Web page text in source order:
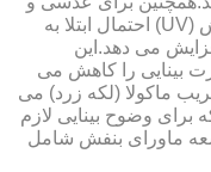
قرنیه چشم مضراست.اشعه ماورای بنفش (UV) احتمال ابتلا به
می دهد.این
بینایی را کاهش می
ماکولا (لکه زرد) می
وضوح بینایی لازم
ماورای بنفش شامل